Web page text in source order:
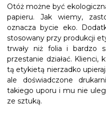
Otóż możne być
papieru. Jak wiemy,
oznacza bycie eko.
stosowany przy produkcji
trwały niż folia i bardzo
przestanie działać. Klienci,
tą etykietą nierzadko
ale doświadczone
takiego uporu i mu nie
ze sztuką.